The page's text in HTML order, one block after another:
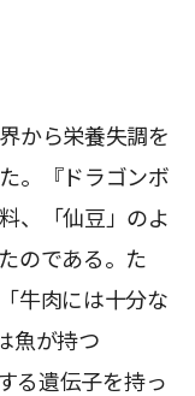
から栄養失調を
。『ドラゴンボ
、「仙豆」のよ
のである。た
牛肉には十分な
魚が持つ
る遺伝子を持っ